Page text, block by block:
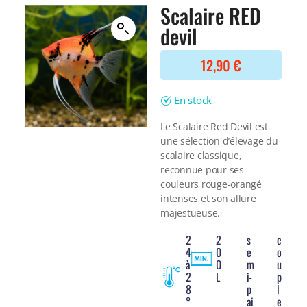
BONNES AFFAIRES
Voir tout
DERNIERS ARRIVAGES
Voir tout
Filtre interne
Voir tout
NOURRITURE
Nourriture Lyophilisée
Nourriture sèche
Nourriture vivante
Spéciale herbivores
Spécifique
Voir tout
TRAITEMENT DE L'EAU
Spécial bassin
Additifs
BONNES AFFAIRES
Voir tout
DERNIERS ARRIVAGES
Scalaire RED
devil
12,90€
En stock
Le Scalaire Red Devil est
une sélection d’élevage du
scalaire classique,
reconnue pour ses
couleurs rouge-orangé
intenses et son allure
majestueuse.
2
4
à
2
8
°
2
0
0
L
s
e
m
i-
p
ai
c
o
u
p
l
e